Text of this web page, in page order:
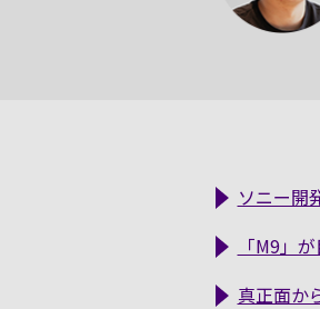
ソニー開
「M9」
真正面か